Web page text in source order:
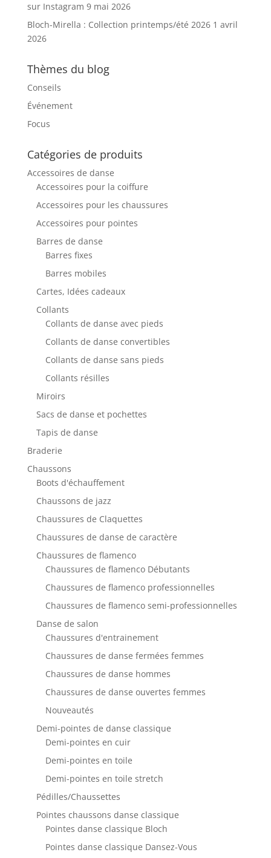
sur Instagram 9 mai 2026
Bloch-Mirella : Collection printemps/été 2026 1 avril
2026
Thèmes du blog
Conseils
Événement
Focus
Catégories de produits
Accessoires de danse
Accessoires pour la coiffure
Accessoires pour les chaussures
Accessoires pour pointes
Barres de danse
Barres fixes
Barres mobiles
Cartes, Idées cadeaux
Collants
Collants de danse avec pieds
Collants de danse convertibles
Collants de danse sans pieds
Collants résilles
Miroirs
Sacs de danse et pochettes
Tapis de danse
Braderie
Chaussons
Boots d'échauffement
Chaussons de jazz
Chaussures de Claquettes
Chaussures de danse de caractère
Chaussures de flamenco
Chaussures de flamenco Débutants
Chaussures de flamenco professionnelles
Chaussures de flamenco semi-professionnelles
Danse de salon
Chaussures d'entrainement
Chaussures de danse fermées femmes
Chaussures de danse hommes
Chaussures de danse ouvertes femmes
Nouveautés
Demi-pointes de danse classique
Demi-pointes en cuir
Demi-pointes en toile
Demi-pointes en toile stretch
Pédilles/Chaussettes
Pointes chaussons danse classique
Pointes danse classique Bloch
Pointes danse classique Dansez-Vous